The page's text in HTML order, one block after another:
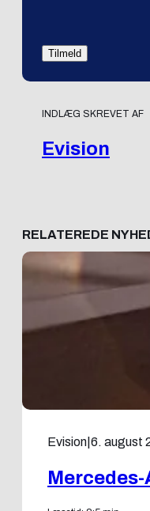
INDLÆG SKREVET AF
Evision
RELATEREDE
Evision 6. august